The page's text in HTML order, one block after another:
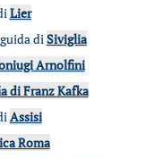
Lier
diSiviglia
Arnolfini
di Franz Kafka
Assisi
Roma